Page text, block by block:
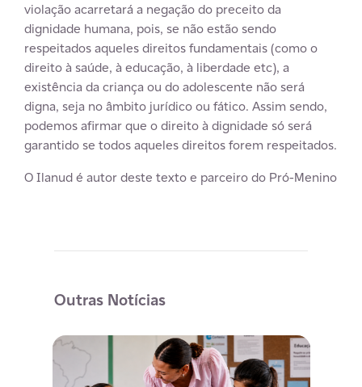
violação acarretará a negação do preceito da
dignidade humana, pois, se não estão sendo
respeitados aqueles direitos fundamentais (como o
direito à saúde, à educação, à liberdade etc), a
existência da criança ou do adolescente não será
digna, seja no âmbito jurídico ou fático. Assim sendo,
podemos afirmar que o direito à dignidade só será
garantido se todos aqueles direitos forem respeitados.
O Ilanud é autor deste texto e parceiro do Pró-Menino
Outras Notícias